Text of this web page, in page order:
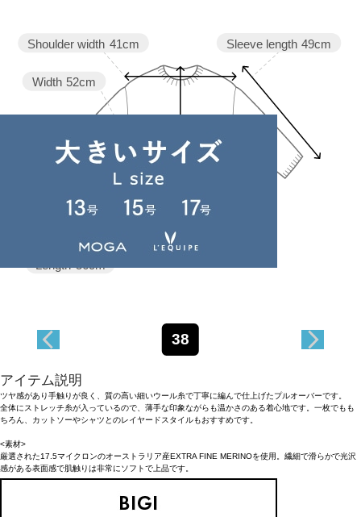
Sleeve length 49cm
Length 56cm
Width 52cm
Shoulder width 41cm
38
アイテム説明
ツヤ感があり手触りが良く、質の高い細いウール糸で丁寧に編んで仕上げたプルオーバーです。
全体にストレッチ糸が入っているので、薄手な印象ながらも温かさのある着心地です。一枚でもも
ちろん、カットソーやシャツとのレイヤードスタイルもおすすめです。
<素材>
厳選された17.5マイクロンのオーストラリア産EXTRA FINE MERINOを使用。繊細で滑らかで光沢
感がある表面感で肌触りは非常にソフトで上品です。